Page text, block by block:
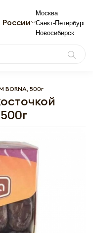
России
Москва
Санкт-Петербург
Новосибирск
BORNA, 500г